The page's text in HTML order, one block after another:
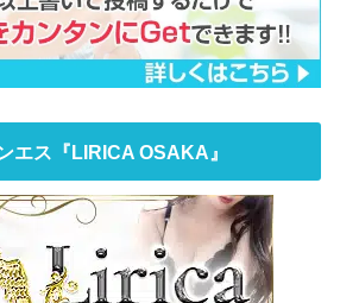
エス『LIRICA OSAKA』